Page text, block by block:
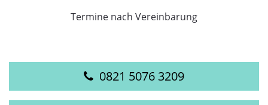
Termine nach Vereinbarung
0821 5076 3209